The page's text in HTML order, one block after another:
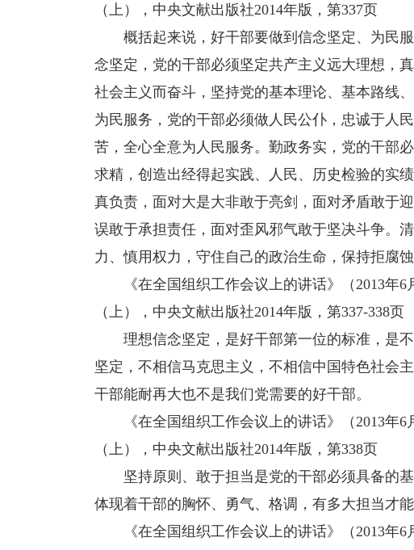
（上），中央文献出版社2014年版，第337页
概括起来说，好干部要做到信念坚定、为民服
念坚定，党的干部必须坚定共产主义远大理想，
社会主义而奋斗，坚持党的基本理论、基本路线
为民服务，党的干部必须做人民公仆，忠诚于人
苦，全心全意为人民服务。勤政务实，党的干部
求精，创造出经得起实践、人民、历史检验的实
真负责，面对大是大非敢于亮剑，面对矛盾敢于
误敢于承担责任，面对歪风邪气敢于坚决斗争。
力、慎用权力，守住自己的政治生命，保持拒腐
《在全国组织工作会议上的讲话》（2013年6
（上），中央文献出版社2014年版，第337-338页
理想信念坚定，是好干部第一位的标准，是不
坚定，不相信马克思主义，不相信中国特色社会
干部能耐再大也不是我们党需要的好干部。
《在全国组织工作会议上的讲话》（2013年6
（上），中央文献出版社2014年版，第338页
坚持原则、敢于担当是党的干部必须具备的基
体现着干部的胸怀、勇气、格调，有多大担当才能
《在全国组织工作会议上的讲话》（2013年6